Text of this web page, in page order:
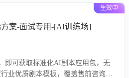
生效中
案-面试专用-[AI训练场]
即可获取标准化AI剧本应用包，无
业优质剧本模板，覆盖售前咨询、